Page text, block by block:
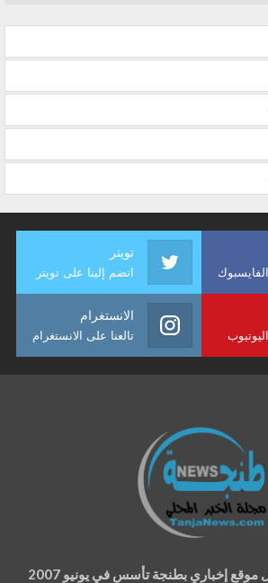
تويتر
انضم إلينا على تويتر
الانستغرام
تالعنا على الانستغرام
إخباري بطنجة تأسس في يونيو 2007